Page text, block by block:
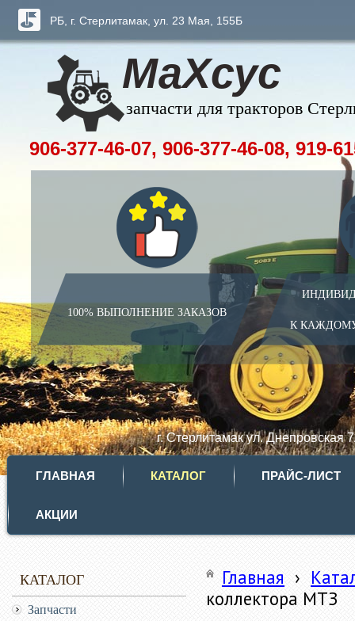
МаХсус
запчасти для тракторов
100% ВЫПОЛНЕНИЕ ЗАКАЗОВ
К
РБ, г. Стерлитамак, ул. 23 Мая, 155Б
г. Стерлитамак ул. Днепровская
906-377-46-07, 906-377-46-08, 919-
ГЛАВНАЯ КАТАЛОГ ПРАЙС-ЛИСТ
АКЦИИ
КАТАЛОГ
Запчасти
Главная ›
коллектора МТЗ